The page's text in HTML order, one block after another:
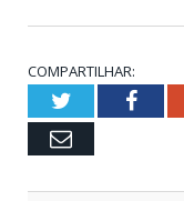
COMPARTILHAR:
Twitter
Email